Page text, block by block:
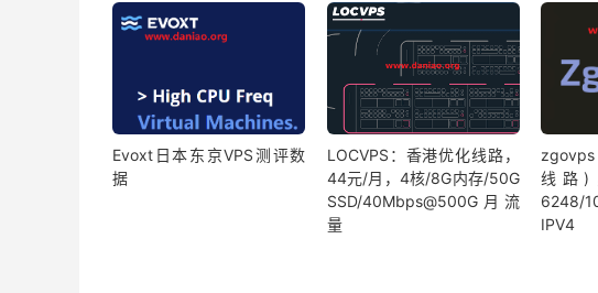
Evoxt日本东京VPS测评数
据
LOCVPS：香港优化线路，
44元/月，4核/8G内存/50G
SSD/40Mbps@500G月流
量
线路)
6248/
IPV4